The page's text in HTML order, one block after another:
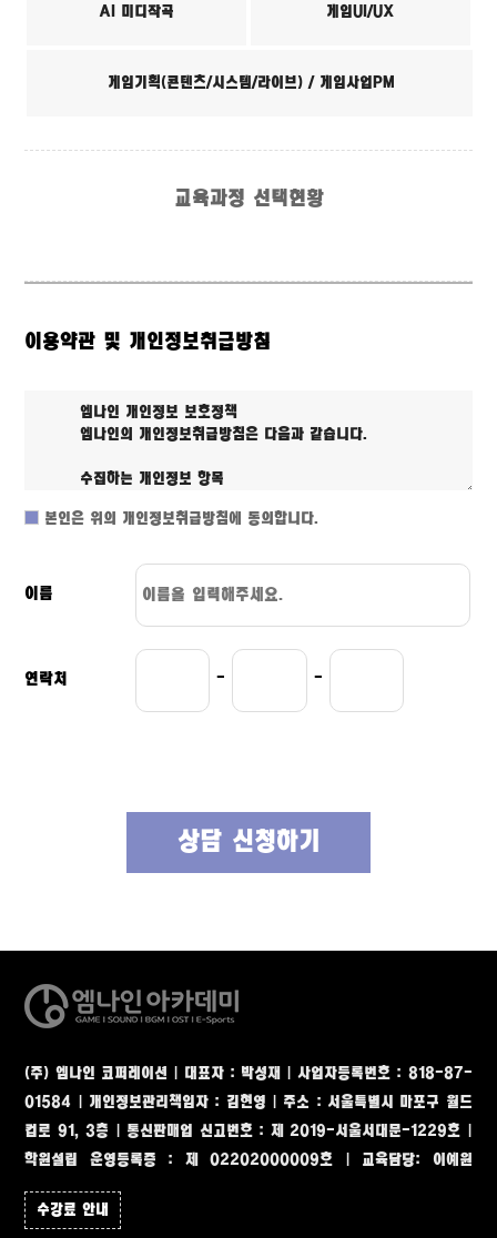
AI 미디작곡 게임UI/UX
게임기획(콘텐츠/시스템/라이브) / 게임사업PM
교육과정 선택현황
이용약관 및 개인정보취급방침
본인은 위의 개인정보취급방침에 동의합니다.
이름
연락처 - -
상담 신청하기
(주) 엠나인 코퍼레이션 | 대표자 : 박성재 | 사업자등록번호 : 818-87-
01584 | 개인정보관리책임자 : 김현영 | 주소 : 서울특별시 마포구 월드
컵로 91, 3층 | 통신판매업 신고번호 : 제 2019-서울서대문-1229호 |
학원설립 운영등록증 : 제 02202000009호 | 교육담당: 이예원
수강료 안내